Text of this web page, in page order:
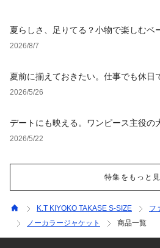
夏らしさ、足りてる？小物で楽しむベ
2026/8/7
夏前に揃えておきたい。仕事でも休日
ェア」
2026/5/26
デートにも映える。ワンピース主役の
選
2026/5/22
特集をもっと
K.T KIYOKO TAKASE S-SIZE フ
ノーカラージャケット
商品一覧